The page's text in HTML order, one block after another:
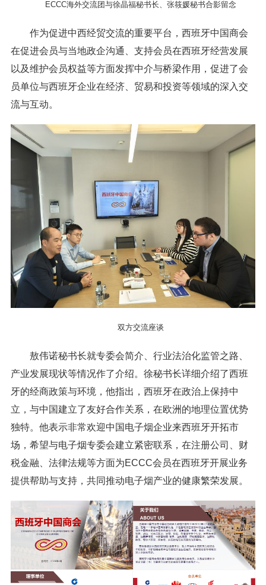
ECCC海外交流团与徐晶福秘书长、张筱媛秘书合影留念
作为促进中西经贸交流的重要平台，西班牙中国商会
在促进会员与当地政企沟通、支持会员在西班牙经营发展
以及维护会员权益等方面发挥中介与桥梁作用，促进了会
员单位与西班牙企业在经济、贸易和投资等领域的深入交
流与互动。
双方交流座谈
敖伟诺秘书长就专委会简介、行业法治化监管之路、
产业发展现状等情况作了介绍。徐秘书长详细介绍了西班
牙的经商政策与环境，他指出，西班牙在政治上保持中
立，与中国建立了友好合作关系，在欧洲的地理位置优势
独特。他表示非常欢迎中国电子烟企业来西班牙开拓市
场，希望与电子烟专委会建立紧密联系，在注册公司、财
税金融、法律法规等方面为ECCC会员在西班牙开展业务
提供帮助与支持，共同推动电子烟产业的健康繁荣发展。